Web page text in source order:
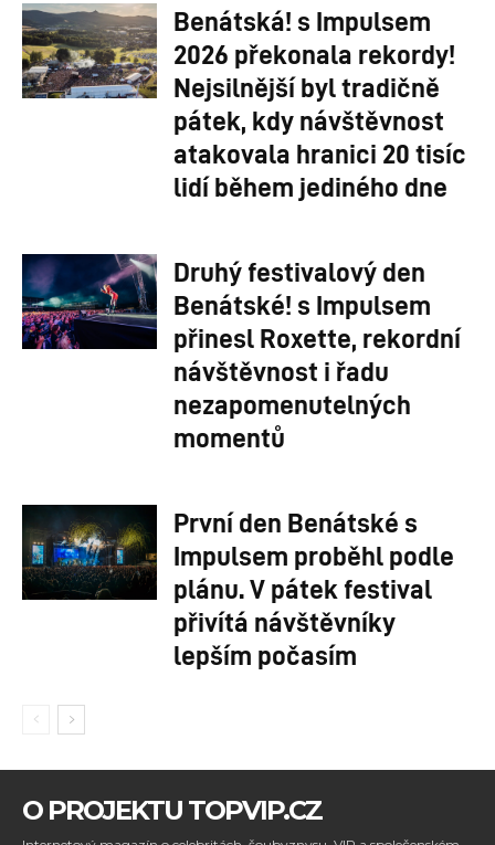
Benátská! s Impulsem
2026 překonala rekordy!
Nejsilnější byl tradičně
pátek, kdy návštěvnost
atakovala hranici 20 tisíc
lidí během jediného dne
Druhý festivalový den
Benátské! s Impulsem
přinesl Roxette, rekordní
návštěvnost i řadu
nezapomenutelných
momentů
První den Benátské s
Impulsem proběhl podle
plánu. V pátek festival
přivítá návštěvníky
lepším počasím
O PROJEKTU TOPVIP.CZ